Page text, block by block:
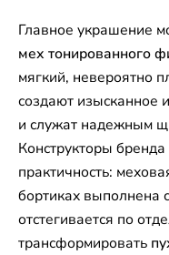
Главное украшение
мех тонированного
мягкий, невероятно
создают изысканное
и служат надежным
Конструкторы
практичность:
бортиках выполнена
отстегивается по
трансформировать